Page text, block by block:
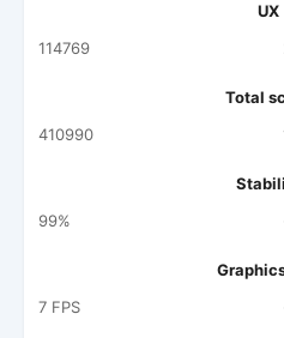
UX
114769
Total
410990
99%
7 FPS